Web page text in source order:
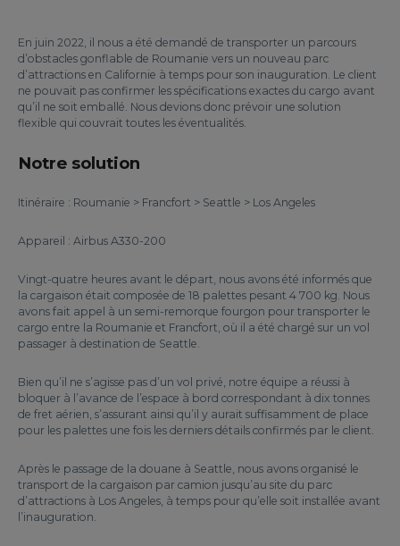
En juin 2022, il nous a été demandé de transporter un parcours
d’obstacles gonflable de Roumanie vers un nouveau parc
d’attractions en Californie à temps pour son inauguration. Le client
ne pouvait pas confirmer les spécifications exactes du cargo avant
qu’il ne soit emballé. Nous devions donc prévoir une solution
flexible qui couvrait toutes les éventualités.
Notre solution
Itinéraire : Roumanie > Francfort > Seattle > Los Angeles
Appareil : Airbus A330-200
Vingt-quatre heures avant le départ, nous avons été informés que
la cargaison était composée de 18 palettes pesant 4 700 kg. Nous
avons fait appel à un semi-remorque fourgon pour transporter le
cargo entre la Roumanie et Francfort, où il a été chargé sur un vol
passager à destination de Seattle.
Bien qu’il ne s’agisse pas d’un vol privé, notre équipe a réussi à
bloquer à l’avance de l’espace à bord correspondant à dix tonnes
de fret aérien, s’assurant ainsi qu’il y aurait suffisamment de place
pour les palettes une fois les derniers détails confirmés par le client.
Après le passage de la douane à Seattle, nous avons organisé le
transport de la cargaison par camion jusqu’au site du parc
d’attractions à Los Angeles, à temps pour qu’elle soit installée avant
l’inauguration.